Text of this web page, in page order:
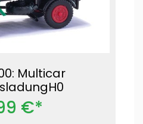
Multicar
€*